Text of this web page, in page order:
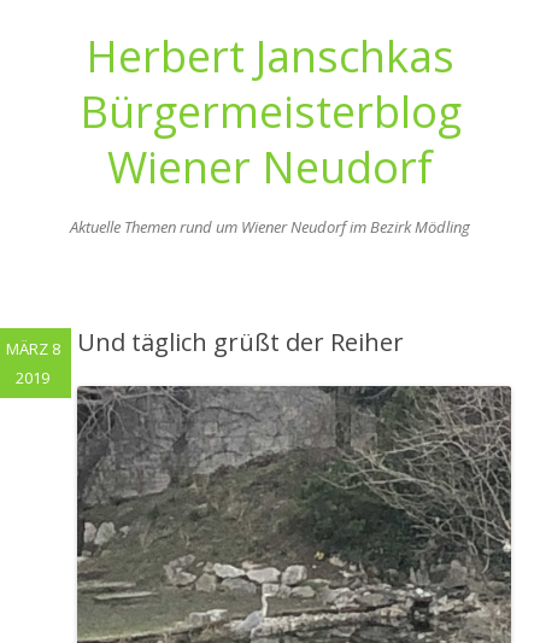
Herbert Janschkas
Bürgermeisterblog
Wiener Neudorf
Aktuelle Themen rund um Wiener Neudorf im Bezirk Mödling
Und täglich grüßt der Reiher
MÄRZ 8
2019